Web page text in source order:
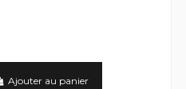
Ajouter au panier